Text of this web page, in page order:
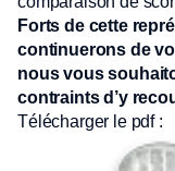
Forts de cette
continuerons de
nous vous
contraints d’y
Télécharger le pdf :